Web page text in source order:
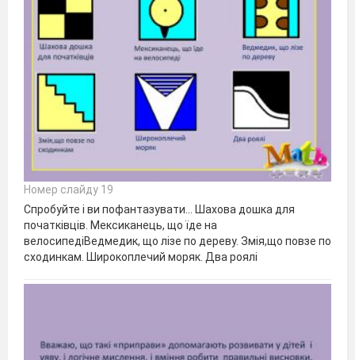
Номер слайду 19
Спробуйте і ви пофантазувати… Шахова дошка для
початківців. Мексиканець, що їде на
велосипедіВедмедик, що лізе по дереву. Змія,що повзе по
сходинкам. Широкоплечий моряк. Два роялі